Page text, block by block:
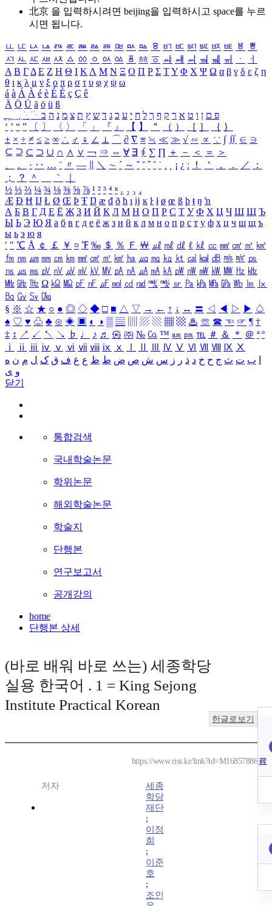
北京 을 입력하시려면 beijing을 입력하시고 space를 누르
시면 됩니다.
ㅥ ㅦ ㅧ ㅨ ㅩ ㅪ ㅫ ㅬ ㅭ ㅮ ㅯ ㅰ ㅱ ㅲ ㅳ ㅴ ㅵ ㅶ ㅷ ㅸ
ㅹ
ㅺ ㅻ ㅼ ㅽ ㅾ ㅿ ㆀ ㆁ ㆂ ㆃ ㆄ ㆅ ㆆ ㆇ ㆈ ㆉ ㆊ ㆋ ㆌ ㆍ
ㆎ
Α Β ΓΔ Ε Ζ Η Θ Ι ΚΛ Μ Ν Ξ Ο Π Ρ Σ ΤΥ Φ Χ Ψ Ω α β γ δ ε ζ η
θ ι κ λ μ ν ξ ο π ρ σ τ υ φ χ ψ ω
á à Á À é è É È ç Ç ê
Ä Ö Ü ä ö ü ß
ִֶֹ ֻּ ׁׂ פ ם ן ו ט א ר ק ף ך ל ח י ע כ ג ד ש ץ ת צ מ נ ה ב
‘ ’ “ ” 〔 〕 〈 〉 「 」 『 』 【 】 ＂ （ ） ［ ］ ｛ ｝
± × ÷ ≠ ≤ ≥ ∞ ∴ ♂ ♀ ∠ ⊥ ⌒ ∂ ∇ ≡ ≒ ≪ ≫ √ ∽ ∝ ∵ ∫ ∬ ∈ ∋
⊆ ⊇ ⊂ ⊃ ∪ ∩ ∧ ∨ ￢ ⇒ ⇔ ∀ ∃ ∮ ∑ ∏ ＋ － ＜ ＝
＞
、
。 · ‥ … ¨ 〃 ― ＼ ∼ ´ ～ ˇ ˘ ˝ ˚ ˙ ¸ ¡ ¿ ː ！ ＇ ， ． ／
：
；
？ ＾ ｀
½ ⅓ ⅔ ¼ ¾ ⅛ ⅜ ⅝ ⅞ ¹ ² ³ ⁴ ⁿ ₁ ₂ ₃ ₄
Æ Ð Ħ Ĳ Ł Ø Œ Þ Ŧ Ŋ æ đ ð ħ ı ĳ ĸ ŀ ł ø œ ß þ ŧ ŋ ŉ
А Б В Г Д Е Ё Ж З И Й К Л М Н О П Р С Т У Ф Х Ц Ч Ш Щ Ъ
Ы Ь Э Ю Я а б в г д е ё ж з и й к л м н о п р с т у ф х ц ч ш щ ъ
ы ь э ю я
′ ″ ℃ Å ￠ ￡ ￥ ¤ ℉ ‰ ＄ ％ Ｆ ￦ ㎕ ㎖ ㎗ ℓ ㎘ ㏄ ㎣ ㎤ ㎥ ㎦
㎙ ㎚ ㎛ ㎜ ㎝ ㎞ ㎟ ㎠ ㎡ ㎢ ㏊ ㎍ ㎎ ㎏ ㏏ ㎈ ㎉ ㏈ ㎧ ㎨ ㎰
㎱ ㎲ ㎳ ㎴ ㎵ ㎶ ㎷ ㎸ ㎹ ㎀ ㎁ ㎂ ㎃ ㎄ ㎺ ㎻ ㎽ ㎾ ㎿ ㎐ ㎑
㎒ ㎓ ㎔ Ω ㏀ ㏁ ㎊ ㎋ ㎌ ㏖ ㏅ ㎭ ㎮ ㎯ ㏛ ㎩ ㎪ ㎫ ㎬ ㏝ ㏐
㏓
㏃ ㏉ ㏜ ㏆
§ ※ ☆ ★ ○ ● ◎ ◇ ◆ □ ■ △ ▽ → ← ↑ ↓ ↔ 〓 ◁ ◀ ▷ ▶ ♤
♠ ♡ ♥ ♧ ♣ ⊙ ◈ ▣ ◐ ◑ ▒ ▤ ▨ ▧ ▦ ▩ ♨ ☏ ☎ ☜ ☞ ¶ †
‡ ↕ ↗ ↙ ↖ ↘ ♭ ♩ ♪ ♬ ㉿ ㈜ № ㏇ ™ ㏂ ㏘ ℡ ＃ ＆ ＊ ＠ ª º
ⅰ
ⅱ ⅲ ⅳ ⅴ ⅵ ⅶ ⅷ ⅸ ⅹ Ⅳ Ⅴ Ⅵ Ⅶ Ⅷ Ⅸ Ⅹ
ب ت ث ج ح خ د ذ ر ز س ش ص ض ط ظ ع غ ف ق ک ل م ن ه
و ی
닫기
통합검색
국내학술논문
학위논문
해외학술논문
학술지
단행본
연구보고서
공개강의
home
단행본 상세
(바로 배워 바로 쓰는) 세종학당
실용 한국어 . 1 = King Sejong
Institute Practical Korean
한글로보기
https://www.riss.kr/link?id=M16857886
저자
세종
학당
재단
;
이정
희
;
이준
호
;
조인
료